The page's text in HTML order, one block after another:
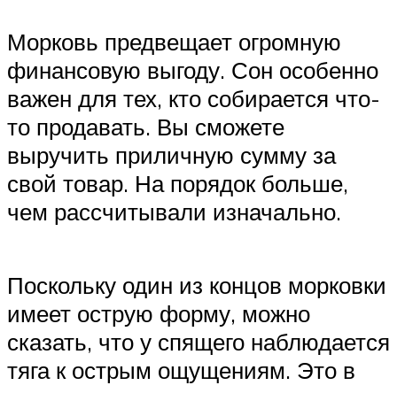
Морковь предвещает огромную
финансовую выгоду. Сон особенно
важен для тех, кто собирается что-
то продавать. Вы сможете
выручить приличную сумму за
свой товар. На порядок больше,
чем рассчитывали изначально.
Поскольку один из концов морковки
имеет острую форму, можно
сказать, что у спящего наблюдается
тяга к острым ощущениям. Это в